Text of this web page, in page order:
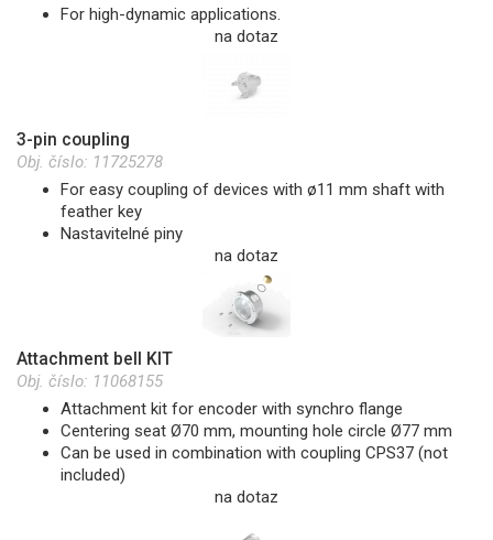
For high-dynamic applications.
na dotaz
3-pin coupling
Obj. číslo: 11725278
For easy coupling of devices with ø11 mm shaft with
feather key
Nastavitelné piny
na dotaz
Attachment bell KIT
Obj. číslo: 11068155
Attachment kit for encoder with synchro flange
Centering seat Ø70 mm, mounting hole circle Ø77 mm
Can be used in combination with coupling CPS37 (not
included)
na dotaz